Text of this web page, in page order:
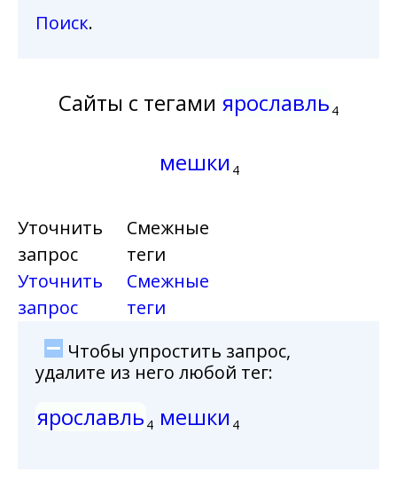
Поиск.
Сайты с тегами ярославль 4
мешки 4
Уточнить
запрос
Уточнить
запрос
Смежные
теги
Смежные
теги
Чтобы упростить запрос,
удалите из него любой тег:
ярославль 4 мешки 4